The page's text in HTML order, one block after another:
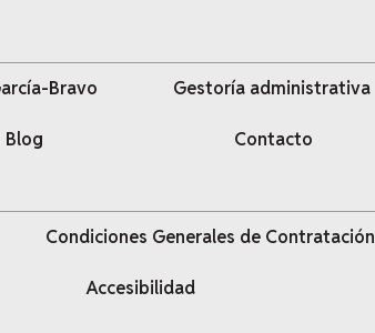
Bravo Gestoría administrativa
Blog Contacto
Condiciones Generales de Contratación
Accesibilidad